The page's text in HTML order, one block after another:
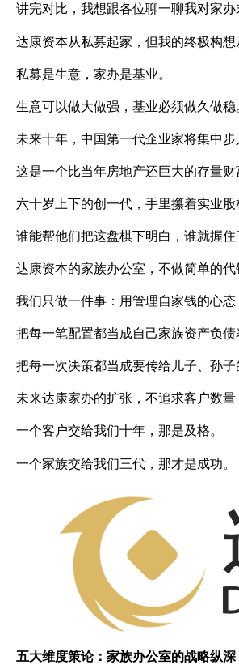
讲完对比，我想跟各位聊一聊我对家办
达康资本从私募起家，但我的终极构
私募是生意，家办是基业。
生意可以做大做强，基业必须做久做稳
未来十年，中国第一代企业家将集中步
这是一个比当年房地产还巨大的存量财
六十岁上下的创一代，手里攥着实业
谁能帮他们把这盘棋下明白，谁就握
达康资本的家族办公室，不做简单的
我们只做一件事：用管理自家钱的心
把每一笔配置都当成自己家族资产负债
把每一次决策都当成要传给儿子、孙
未来达康家办的扩张，不追求客户数
一个客户交给我们十年，那是及格。
一个家族交给我们三代，那才是成功。
五大维度策论：家族办公室的战略纵深